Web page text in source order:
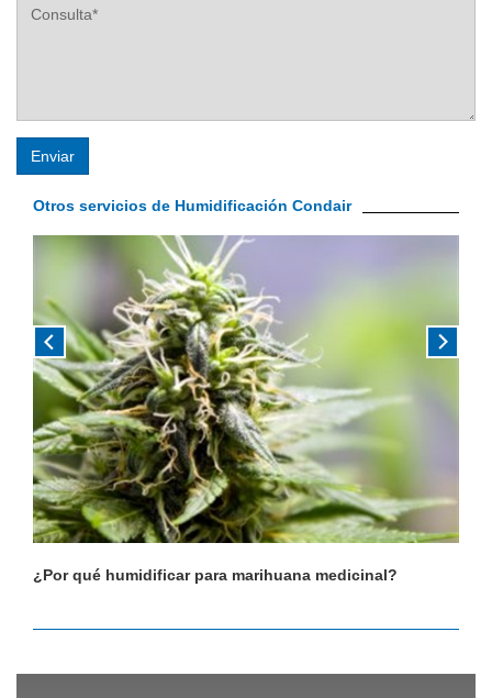
Enviar
Otros servicios de Humidificación Condair
¿Por qué humidificar para marihuana medicinal?